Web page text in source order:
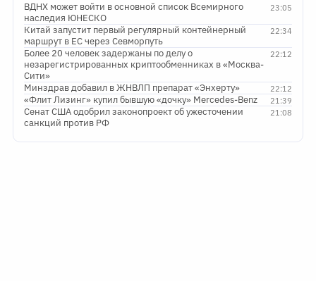
23:05
ВДНХ может войти в основной список Всемирного
наследия ЮНЕСКО
22:34
Китай запустит первый регулярный контейнерный
маршрут в ЕС через Севморпуть
22:12
Более 20 человек задержаны по делу о
незарегистрированных криптообменниках в «Москва-
Сити»
22:12
Минздрав добавил в ЖНВЛП препарат «Энхерту»
21:39
«Флит Лизинг» купил бывшую «дочку» Mercedes-Benz
21:08
Сенат США одобрил законопроект об ужесточении
санкций против РФ